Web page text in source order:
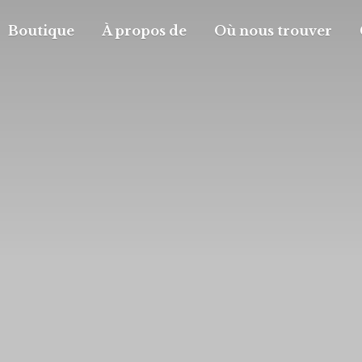
Boutique À propos de Où nous trouver